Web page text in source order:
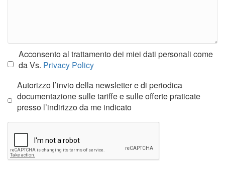
Acconsento al trattamento dei miei dati personali come
da Vs. Privacy Policy
Autorizzo l’invio della newsletter e di periodica
documentazione sulle tariffe e sulle offerte praticate
presso l’indirizzo da me indicato